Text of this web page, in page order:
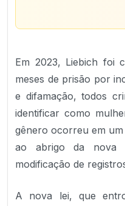
Em 2023, Liebich foi
meses de prisão por
e difamação, todos
identificar como
gênero ocorreu em
ao abrigo da nova
modificação de
A nova lei, que